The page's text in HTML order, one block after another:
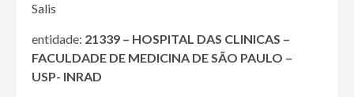
Salis
entidade: 21339 – HOSPITAL DAS CLINICAS –
FACULDADE DE MEDICINA DE SÃO PAULO –
USP- INRAD